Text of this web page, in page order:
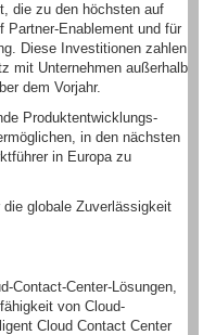
die zu den höchsten auf
Partner-Enablement und für
Diese Investitionen zahlen
mit Unternehmen außerhalb
dem Vorjahr.
Produktentwicklungs-
in den nächsten
in Europa zu
die globale Zuverlässigkeit
Contact-Center-Lösungen,
von Cloud-
Cloud Contact Center